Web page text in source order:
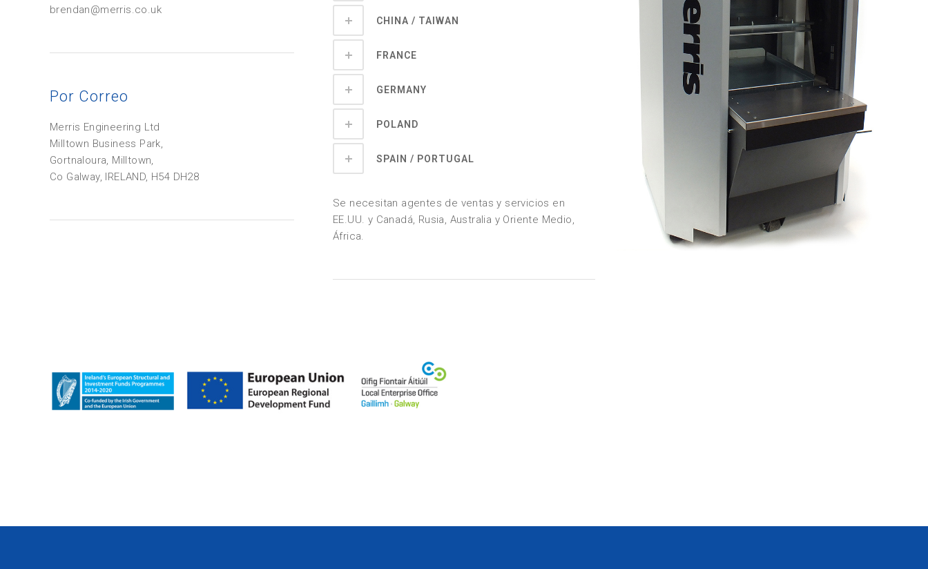
brendan@merris.co.uk
Por Correo
Merris Engineering Ltd
Milltown Business Park,
Gortnaloura, Milltown,
Co Galway, IRELAND, H54 DH28
CHINA / TAIWAN
FRANCE
GERMANY
POLAND
SPAIN / PORTUGAL
Se necesitan agentes de ventas y servicios en
EE.UU. y Canadá, Rusia, Australia y Oriente Medio,
África.